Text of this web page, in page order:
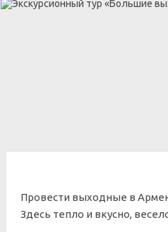
Провести выходные в
Здесь тепло и вкусно,